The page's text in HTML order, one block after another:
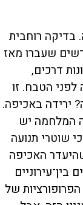
רוחבית
שעברו מאז
בתאונות דרכים,
לפני הטבח. זו
ירידה באכיפה.
המלחמה יש
שוטרי תנועה
האכיפה
של